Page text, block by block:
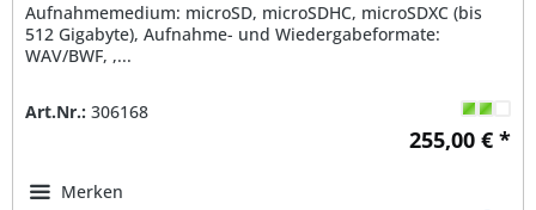
Aufnahmemedium: microSD, microSDHC, microSDXC (bis
512 Gigabyte), Aufnahme- und Wiedergabeformate:
WAV/BWF, ,...
Art.Nr.: 306168
255,00 € *
Merken